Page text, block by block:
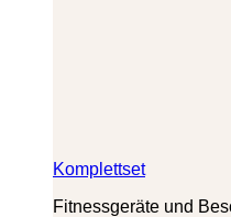
Komplettset
Fitnessgeräte und